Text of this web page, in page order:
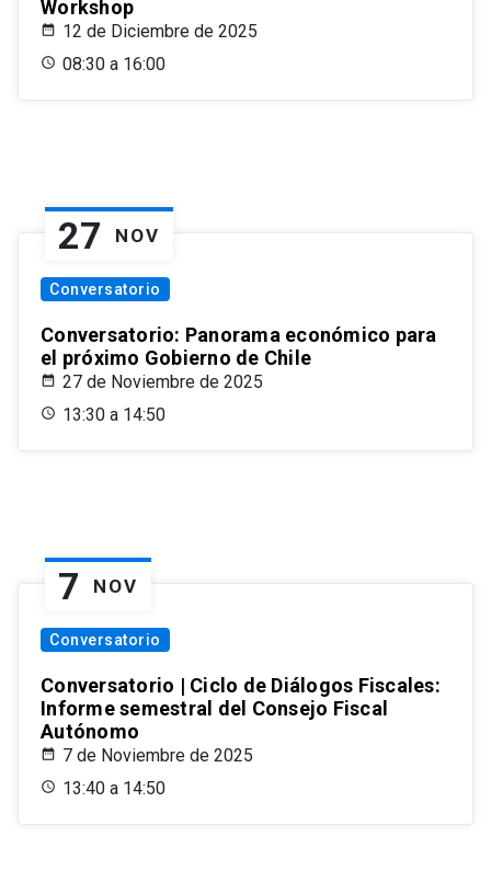
Workshop
12 de Diciembre de 2025
08:30 a 16:00
27 NOV
Conversatorio
Conversatorio: Panorama económico para
el próximo Gobierno de Chile
27 de Noviembre de 2025
13:30 a 14:50
7 NOV
Conversatorio
Conversatorio | Ciclo de Diálogos Fiscales:
Informe semestral del Consejo Fiscal
Autónomo
7 de Noviembre de 2025
13:40 a 14:50